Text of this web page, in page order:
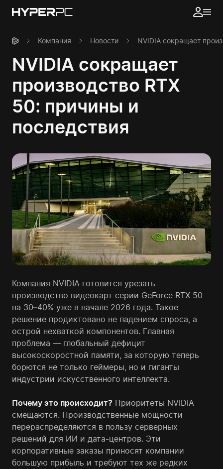
Компания Новости NVIDIA сокращает
NVIDIA сокращает
производство RTX
50: причины и
последствия
Компания NVIDIA готовится урезать
производство видеокарт серии GeForce RTX 50
на 30–40% уже в начале 2026 года. Такое
решение продиктовано не падением спроса, а
острой нехваткой компонентов. Главная
проблема — глобальный дефицит
высокоскоростной памяти, за которую теперь
борются не только геймеры, но и гиганты
индустрии искусственного интеллекта.
Почему это происходит? Приоритеты NVIDIA
смещаются. Производственные мощности
перераспределяются в пользу серверных
решений для ИИ и дата-центров. Эти
корпоративные заказы приносят компании
большую прибыль и требуют тех же редких